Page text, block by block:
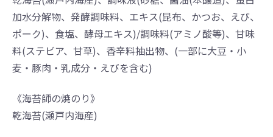
加水分解物、発酵調味料、エキス(昆布、かつお、えび、
ポーク)、食塩、酵母エキス)/調味料(アミノ酸等)、甘味
料(ステビア、甘草)、香辛料抽出物、(一部に大豆・小
麦・豚肉・乳成分・えびを含む)
《海苔師の焼のり》
乾海苔(瀬戸内海産)